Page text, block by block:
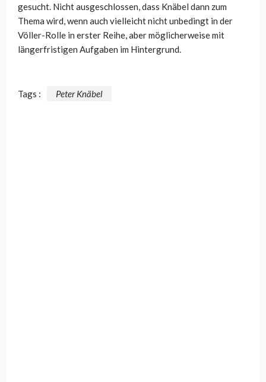
gesucht. Nicht ausgeschlossen, dass Knäbel dann zum
Thema wird, wenn auch vielleicht nicht unbedingt in der
Völler-Rolle in erster Reihe, aber möglicherweise mit
längerfristigen Aufgaben im Hintergrund.
Tags : Peter Knäbel